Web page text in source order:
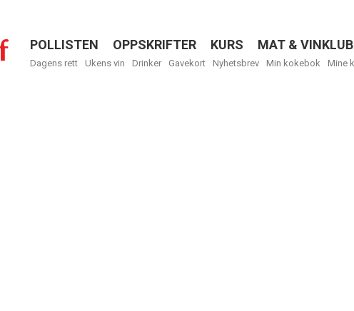
Menu
POLLISTEN OPPSKRIFTER KURS MAT &
Dagens rett Ukens vin Drinker Gavekort Nyhetsbrev Min kokebok Mine